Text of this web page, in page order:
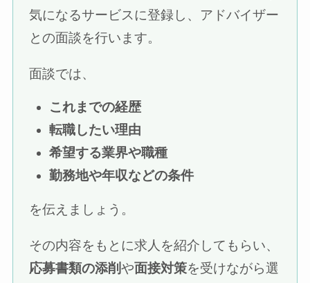
気になるサービスに登録し、アドバイザー
との面談を行います。
面談では、
これまでの経歴
転職したい理由
希望する業界や職種
勤務地や年収などの条件
を伝えましょう。
その内容をもとに求人を紹介してもらい、
応募書類の添削や面接対策を受けながら選